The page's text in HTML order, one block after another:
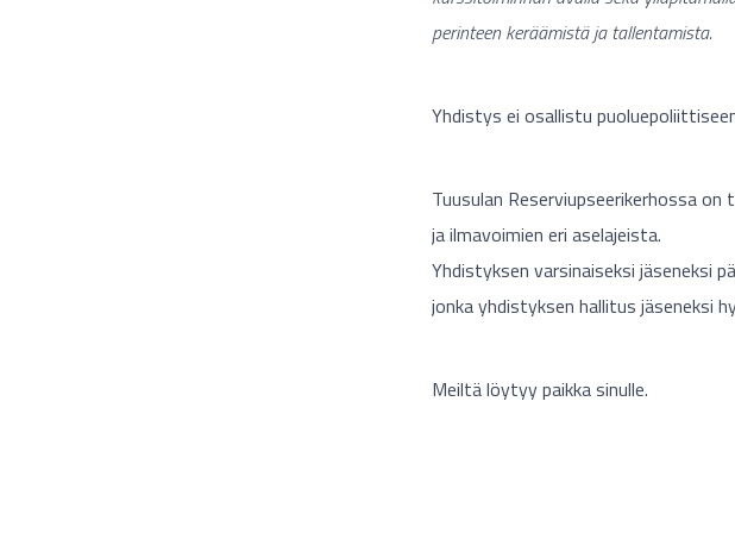
perinteen keräämistä ja tallentamista.
Yhdistys ei osallistu
Tuusulan Reserviupseerikerhossa
ja ilmavoimien eri aselajeista.
Yhdistyksen varsinaiseksi jäseneksi
jonka yhdistyksen hallitus jäseneksi
Meiltä löytyy paikka sinulle.